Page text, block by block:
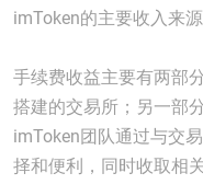
imToken的主要收入来源
手续费收益主要有两部
搭建的交易所；另一部
imToken团队通过与交
择和便利，同时收取相